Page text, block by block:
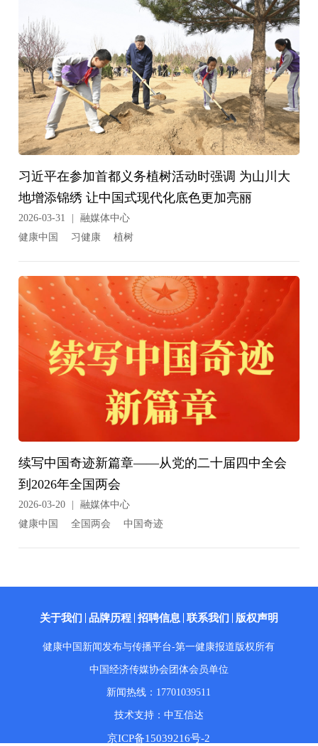
习近平在参加首都义务植树活动时强调 为山川大
地增添锦绣 让中国式现代化底色更加亮丽
2026-03-31
融媒体中心
健康中国
习健康 植树
续写中国奇迹新篇章——从党的二十届四中全会
到2026年全国两会
2026-03-20
融媒体中心
健康中国
全国两会 中国奇迹
关于我们 品牌历程 招聘信息 联系我们 版权声明
健康中国新闻发布与传播平台-第一健康报道版权所有
中国经济传媒协会团体会员单位
新闻热线：17701039511
技术支持：中互信达
京ICP备15039216号-2